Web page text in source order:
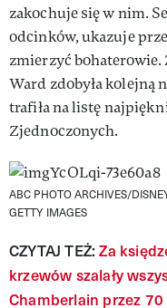
zakochuje się w nim.
odcinków, ukazuje
zmierzyć bohaterowie.
Ward zdobyła kolejną
trafiła na listę
Zjednoczonych.
ABC PHOTO ARCHIVES/
GETTY IMAGES
CZYTAJ TEŻ:Za
krzewów szalały
Chamberlain przez